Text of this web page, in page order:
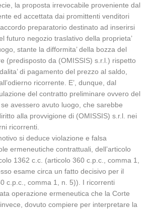
la proposta irrevocabile proveniente dal
ed accettata dai promittenti venditori
preparatorio destinato ad inserirsi
futuro negozio traslativo della proprieta’
stante la difformita’ della bozza del
(predisposto da (OMISSIS) s.r.l.) rispetto
di pagamento del prezzo al saldo,
ricorrente. E’, dunque, dal
del contratto preliminare ovvero del
avessero avuto luogo, che sarebbe
alla provvigione di (OMISSIS) s.r.l. nei
ricorrenti.
si deduce violazione e falsa
ermeneutiche contrattuali, dell’articolo
1362 c.c. (articolo 360 c.p.c., comma 1,
esame circa un fatto decisivo per il
c.p.c., comma 1, n. 5)). I ricorrenti
operazione ermeneutica che la Corte
dovuto compiere per interpretare la